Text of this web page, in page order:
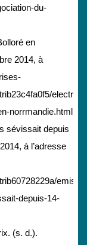
du-
en
2014, à
norrmandie.html
sévissait depuis
à l’adresse
depuis-14-
(s. d.).